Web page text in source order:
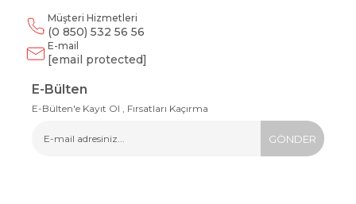
Müşteri Hizmetleri
(0 850) 532 56 56
E-mail
[email protected]
E-Bülten
E-Bülten'e Kayıt Ol , Fırsatları Kaçırma
GÖNDER